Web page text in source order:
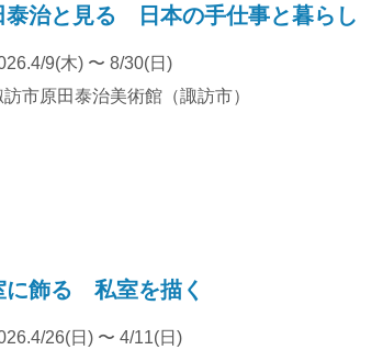
泰治と見る 日本の手仕事と暮らし
9(木) 〜 8/30(日)
訪市原田泰治美術館（諏訪市）
に飾る 私室を描く
26(日) 〜 4/11(日)